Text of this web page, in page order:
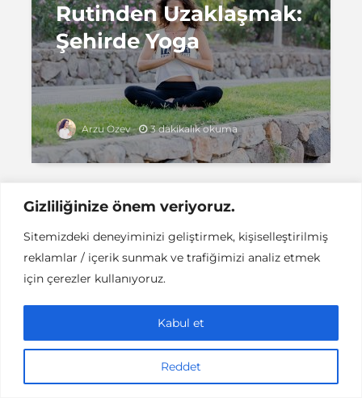
Gizliliğinize önem veriyoruz.
Sitemizdeki deneyiminizi geliştirmek, kişiselleştirilmiş
reklamlar / içerik sunmak ve trafiğimizi analiz etmek
için çerezler kullanıyoruz.
Reddet
Kabul et
Rutinden Uzaklaşmak:
Şehirde Yoga
Arzu Özev 3 dakikalık okuma
Instant DCPC © Her Hakkı Saklıdır |İLETİŞİM
This work is licensed under aCreative
Commons Attribution-NonCommercial-NoDerivatives 4.0